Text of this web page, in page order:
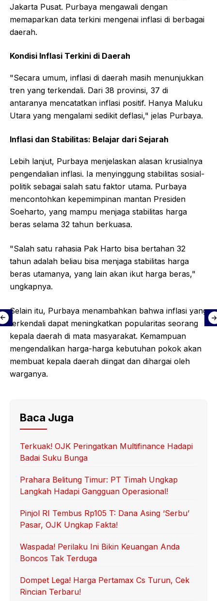
Jakarta Pusat. Purbaya mengawali dengan
memaparkan data terkini mengenai inflasi di berbagai
daerah.
Kondisi Inflasi Terkini di Daerah
"Secara umum, inflasi di daerah masih menunjukkan
tren yang terkendali. Dari 38 provinsi, 37 di
antaranya mencatatkan inflasi positif. Hanya Maluku
Utara yang mengalami sedikit deflasi," jelas Purbaya.
Inflasi dan Stabilitas: Belajar dari Sejarah
Lebih lanjut, Purbaya menjelaskan alasan krusialnya
pengendalian inflasi. Ia menyinggung stabilitas sosial-
politik sebagai salah satu faktor utama. Purbaya
mencontohkan kepemimpinan mantan Presiden
Soeharto, yang mampu menjaga stabilitas harga
beras selama 32 tahun berkuasa.
"Salah satu rahasia Pak Harto bisa bertahan 32
tahun adalah beliau bisa menjaga stabilitas harga
beras utamanya, yang lain akan ikut harga beras,"
ungkapnya.
Selain itu, Purbaya menambahkan bahwa inflasi yang
terkendali dapat meningkatkan popularitas seorang
kepala daerah di mata masyarakat. Kemampuan
mengendalikan harga-harga kebutuhan pokok akan
membuat kepala daerah diingat dan dihargai oleh
warganya.
Baca Juga
Terkuak! OJK Peringatkan Multifinance Hadapi
Badai Suku Bunga
Prahara Belitung Timur: PT Timah Ungkap
Langkah Hadapi Gangguan Operasional!
Pinjol RI Tembus Rp105 T: Dana Asing ‘Serbu’
Pasar, OJK Ungkap Fakta!
Waspada! Perilaku Ini Bikin Keuangan Anda
Boncos Tak Terduga
Dompet Lega! Harga Pertamax Cs Turun, Cek
Rincian Terbaru!